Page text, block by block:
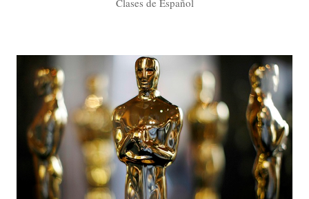
Clases de Español